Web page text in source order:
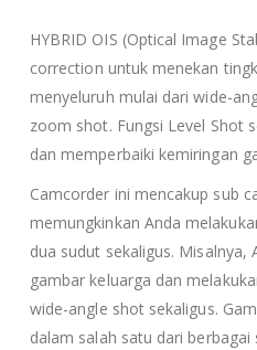
HYBRID OIS (Optical Image
correction untuk menekan
menyeluruh mulai dari wide-
zoom shot. Fungsi Level Shot
dan memperbaiki kemiringan
Camcorder ini mencakup sub
memungkinkan Anda
dua sudut sekaligus. Misalnya,
gambar keluarga dan
wide-angle shot sekaligus.
dalam salah satu dari